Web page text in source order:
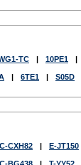
TC | 10PE1 |
| 6TE1 | S05D
CXH82 | E-JT150